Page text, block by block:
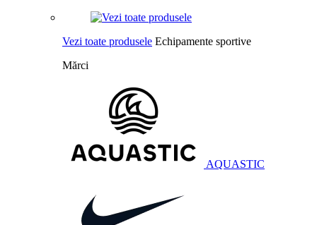
Vezi toate produsele Echipamente sportive
Mărci
AQUASTIC